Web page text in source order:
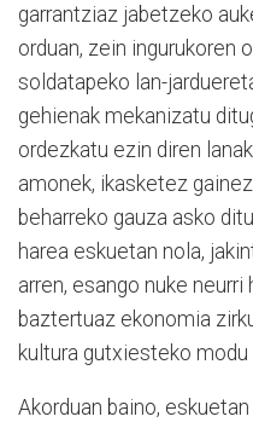
garrantziaz jabetzeko
orduan, zein ingurukoren
soldatapeko lan-
gehienak mekanizatu
ordezkatu ezin diren
amonek, ikasketez
beharreko gauza asko
harea eskuetan nola,
arren, esango nuke neurri
baztertuaz ekonomia
kultura gutxiesteko modu
Akorduan baino,